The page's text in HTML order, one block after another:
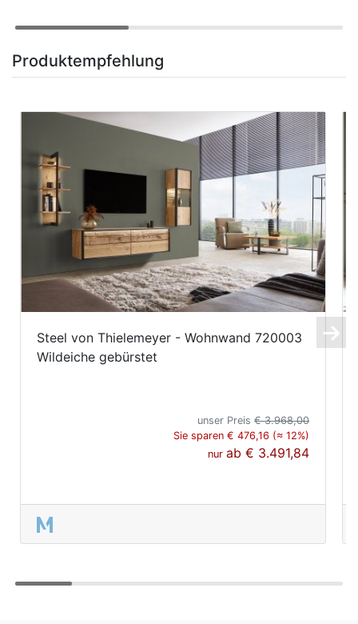
Produktempfehlung
Steel von Thielemeyer - Wohnwand 720003
Wildeiche gebürstet
unser Preis€ 3.968,00
Sie sparen € 476,16 (≈ 12%)
nurab€ 3.491,84